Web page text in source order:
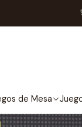
de Mesa